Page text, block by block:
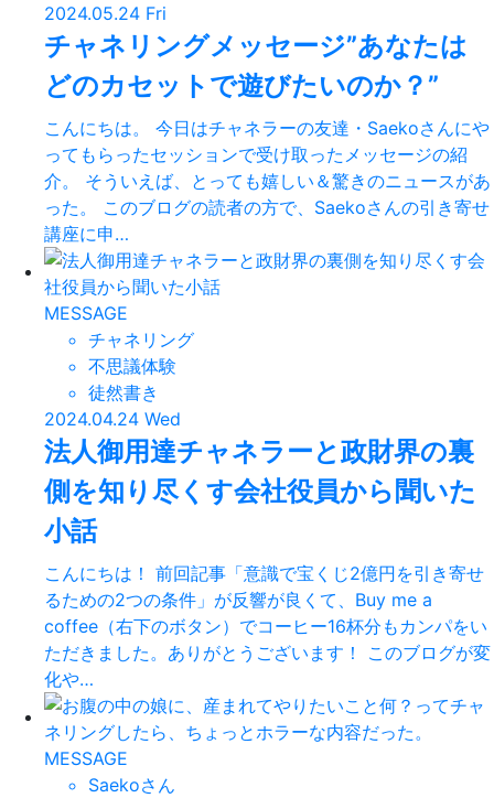
2024.05.24 Fri
チャネリングメッセージ”あなたは
どのカセットで遊びたいのか？”
こんにちは。 今日はチャネラーの友達・Saekoさんにや
ってもらったセッションで受け取ったメッセージの紹
介。 そういえば、とっても嬉しい＆驚きのニュースがあ
った。 このブログの読者の方で、Saekoさんの引き寄せ
講座に申…
MESSAGE
チャネリング
不思議体験
徒然書き
2024.04.24 Wed
法人御用達チャネラーと政財界の裏
側を知り尽くす会社役員から聞いた
小話
こんにちは！ 前回記事「意識で宝くじ2億円を引き寄せ
るための2つの条件」が反響が良くて、Buy me a
coffee（右下のボタン）でコーヒー16杯分もカンパをい
ただきました。ありがとうございます！ このブログが変
化や…
MESSAGE
Saekoさん